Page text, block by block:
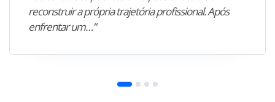
reconstruir a própria trajetória profissional. Após
enfrentar um…”